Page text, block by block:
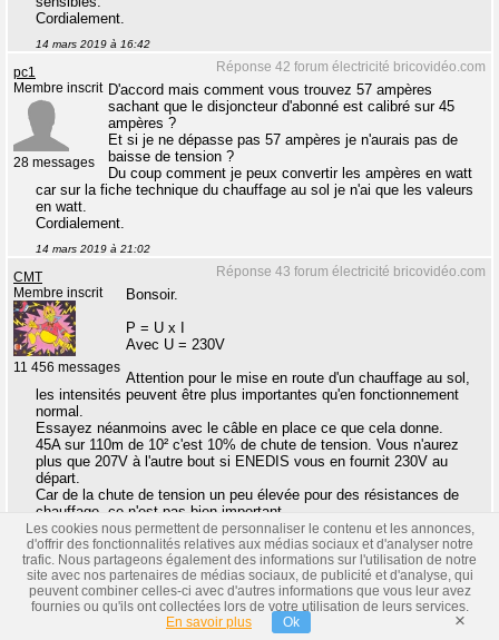
Cordialement.
14 mars 2019 à 16:42
Réponse 42 forum électricité bricovidéo.com
pc1
Membre inscrit
28 messages
D'accord mais comment vous trouvez 57 ampères
sachant que le disjoncteur d'abonné est calibré sur 45
ampères ?
Et si je ne dépasse pas 57 ampères je n'aurais pas de
baisse de tension ?
Du coup comment je peux convertir les ampères en watt
car sur la fiche technique du chauffage au sol je n'ai que les valeurs
en watt.
Cordialement.
14 mars 2019 à 21:02
Réponse 43 forum électricité bricovidéo.com
CMT
Membre inscrit
11 456 messages
Bonsoir.
P = U x I
Avec U = 230V
Attention pour le mise en route d'un chauffage au sol,
les intensités peuvent être plus importantes qu'en fonctionnement
normal.
Essayez néanmoins avec le câble en place ce que cela donne.
45A sur 110m de 10² c'est 10% de chute de tension. Vous n'aurez
plus que 207V à l'autre bout si ENEDIS vous en fournit 230V au
départ.
Car de la chute de tension un peu élevée pour des résistances de
chauffage, ce n'est pas bien important.
Évitez quand même de mettre le chauffe-eau en route en même
temps.
Mais si vous êtes en bout de ligne et qu'ENEDIS ne vous fournit que
210V, cela va commencer à faire juste.
14 mars 2019 à 21:49
Réponse 44 forum électricité bricovidéo.com
Les cookies nous permettent de personnaliser le contenu et les annonces,
d'offrir des fonctionnalités relatives aux médias sociaux et d'analyser notre
trafic. Nous partageons également des informations sur l'utilisation de notre
site avec nos partenaires de médias sociaux, de publicité et d'analyse, qui
peuvent combiner celles-ci avec d'autres informations que vous leur avez
fournies ou qu'ils ont collectées lors de votre utilisation de leurs services.
En savoir plus
Ok ×